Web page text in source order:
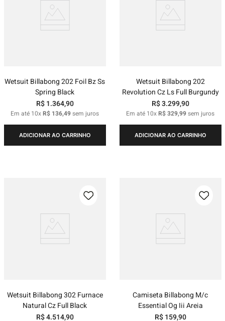
Wetsuit Billabong 202 Foil Bz Ss
Spring Black
R$ 1.364,90
Em até 10xR$ 136,49sem juros
ADICIONAR AO CARRINHO
Wetsuit Billabong 202
Revolution Cz Ls Full Burgundy
R$3.299,90
Em até 10xR$329,99sem juros
ADICIONAR AO CARRINHO
Wetsuit Billabong 302 Furnace
Natural Cz Full Black
R$4.514,90
Camiseta Billabong M/c
Essential Og Iii Areia
R$ 159,90